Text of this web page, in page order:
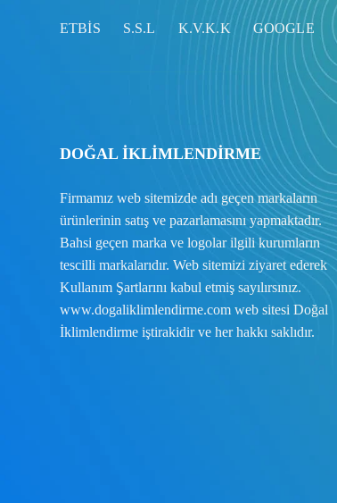
ETBİS S.S.L K.V.K.K GOOGLE
DOĞAL İKLİMLENDİRME
Firmamız web sitemizde adı geçen markaların
ürünlerinin satış ve pazarlamasını yapmaktadır.
Bahsi geçen marka ve logolar ilgili kurumların
tescilli markalarıdır. Web sitemizi ziyaret ederek
Kullanım Şartlarını kabul etmiş sayılırsınız.
www.dogaliklimlendirme.com web sitesi Doğal
İklimlendirme iştirakidir ve her hakkı saklıdır.